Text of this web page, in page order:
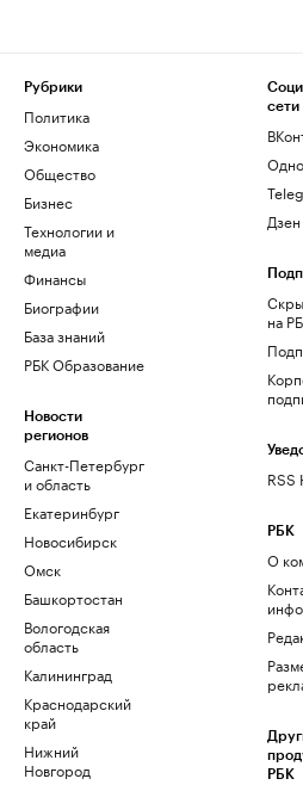
Рубрики
Политика
Экономика
Общество
Бизнес
Технологии и
медиа
Финансы
Биографии
База знаний
РБК Образование
Новости
регионов
Санкт-Петербург
и область
Екатеринбург
Новосибирск
Омск
Башкортостан
Вологодская
область
Калининград
Краснодарский
край
Нижний
Новгород
сети
Дзен
на
RSS
РБК
О
РБК